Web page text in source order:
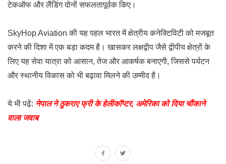
टेकऑफ और लैंडिंग दोनों सफलतापूर्वक किए।
SkyHop Aviation की यह पहल भारत में क्षेत्रीय कनेक्टिविटी को मजबूत
करने की दिशा में एक बड़ा कदम है। खासकर लक्षद्वीप जैसे द्वीपीय क्षेत्रों के
लिए यह सेवा यात्रा को आसान, तेज और आकर्षक बनाएगी, जिससे पर्यटन
और स्थानीय विकास को भी बढ़ावा मिलने की उम्मीद है।
ये भी पढ़ें: नेपाल ने ठुकराए फ्री के हेलीकॉप्टर, अमेरिका को दिया चौंकाने
वाला जवाब